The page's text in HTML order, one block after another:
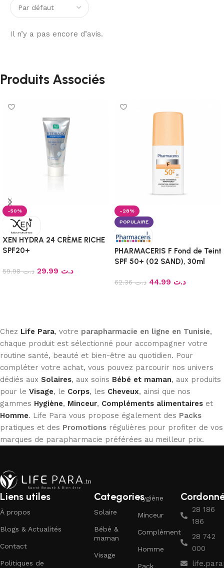
Il n’y a pas encore d’avis.
Produits Associés
-50%
XEN HYDRA 24 CRÈME RICHE
SPF20+
د.ت59.98 د.ت
-28%
POPULAIRE
PHARMACERIS F Fond de Teint
SPF 50+ (02 SAND), 30ml
د.ت62.36 د.ت
Chez Life Para, votre parapharmacie en ligne en Tunisie,
chaque produit est sélectionné pour accompagner votre
routine santé, beauté et bien-être au quotidien. Pour
compléter votre achat, vous pouvez parcourir nos univers
dédiés aux Solaires, aux soins Bébé et maman, aux produits
pour le Visage, le Corps, les Cheveux, ainsi que nos
gammes Hygiène, Minceur, Compléments alimentaires et
Homme. Life Para vous propose également des Packs
pratiques et des Promotions régulières pour profiter de vos
marques de parapharmacie préférées au meilleur prix.
Liens utiles
À propos
Blogs & Actualités
Contact
Politiques de
Categories
Solaire
Bébé &
maman
Visage
Hygiène
Minceur
Complément
Homme
Pack
28 186
186
28 742
000